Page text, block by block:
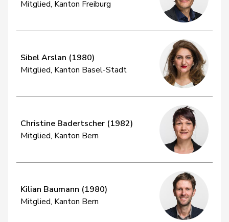
Mitglied, Kanton Freiburg
Sibel Arslan (1980)
Mitglied, Kanton Basel-Stadt
Christine Badertscher (1982)
Mitglied, Kanton Bern
Kilian Baumann (1980)
Mitglied, Kanton Bern